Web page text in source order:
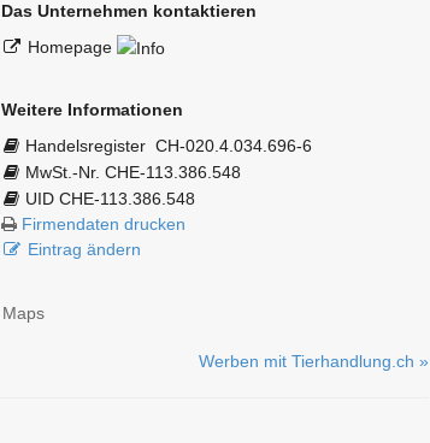
Das Unternehmen kontaktieren
Homepage
Weitere Informationen
Handelsregister CH-020.4.034.696-6
MwSt.-Nr. CHE-113.386.548
UID CHE-113.386.548
Firmendaten drucken
Eintrag ändern
Werben mit Tierhandlung.ch »